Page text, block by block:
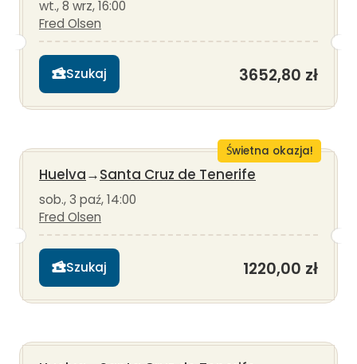
wt., 8 wrz, 16:00
Fred Olsen
Szukaj 3652,80 zł
Świetna okazja!
Huelva→Santa Cruz de Tenerife
sob., 3 paź, 14:00
Fred Olsen
Szukaj 1220,00 zł